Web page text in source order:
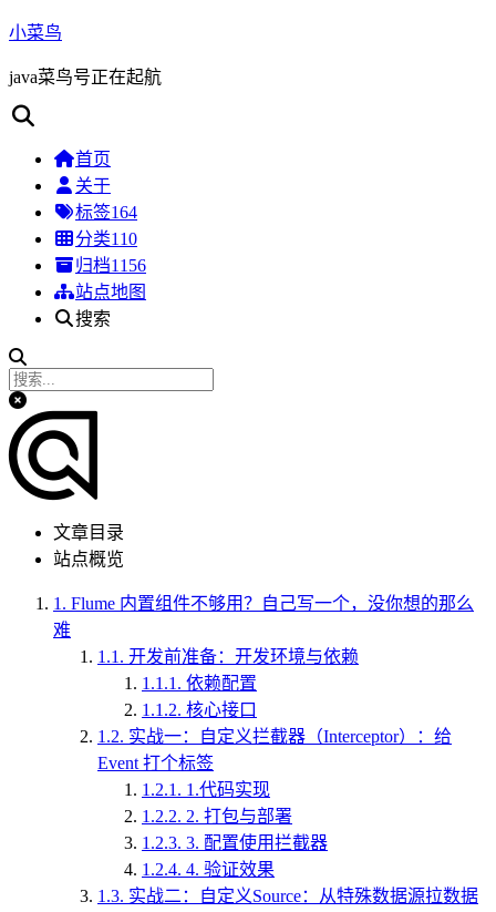
小菜鸟
java菜鸟号正在起航
首页
关于
标签164
分类110
归档1156
站点地图
搜索
文章目录
站点概览
1. Flume 内置组件不够用？自己写一个，没你想的那么
难
1.1. 开发前准备：开发环境与依赖
1.1.1. 依赖配置
1.1.2. 核心接口
1.2. 实战一：自定义拦截器（Interceptor）：给
Event 打个标签
1.2.1. 1.代码实现
1.2.2. 2. 打包与部署
1.2.3. 3. 配置使用拦截器
1.2.4. 4. 验证效果
1.3. 实战二：自定义Source：从特殊数据源拉数据